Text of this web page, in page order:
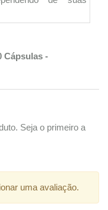
Cápsulas -
Seja o primeiro a
uma avaliação.